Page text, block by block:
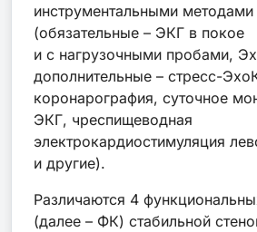
инструментальными методами
(обязательные – ЭКГ в покое
и с нагрузочными пробами,
дополнительные – стресс-
коронарография, суточное
ЭКГ, чреспищеводная
электрокардиостимуляция
и другие).
Различаются 4
(далее – ФК) стабильной